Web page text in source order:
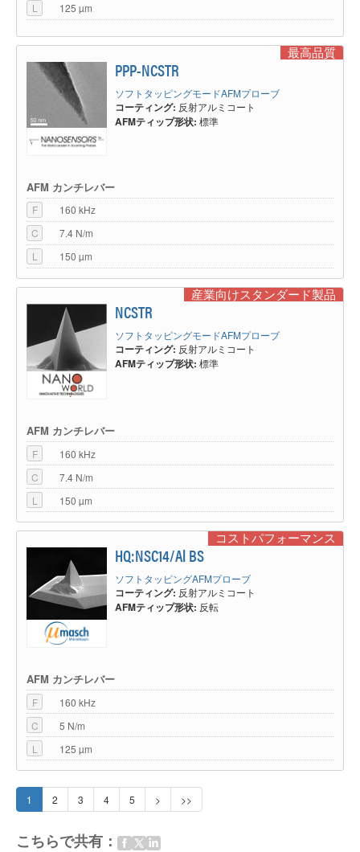
L
125 µm
最高品質
PPP-NCSTR
ソフトタッピングモードAFMプローブ
コーティング: 反射アルミコート
AFMティップ形状: 標準
AFM カンチレバー
F
160 kHz
C
7.4 N/m
L
150 µm
産業向けスタンダード製品
NCSTR
ソフトタッピングモードAFMプローブ
コーティング: 反射アルミコート
AFMティップ形状: 標準
AFM カンチレバー
F
160 kHz
C
7.4 N/m
L
150 µm
コストパフォーマンス
HQ:NSC14/Al BS
ソフトタッピングAFMプローブ
コーティング: 反射アルミコート
AFMティップ形状: 反転
AFM カンチレバー
F
160 kHz
C
5 N/m
L
125 µm
1 2 3 4 5 > >>
こちらで共有：